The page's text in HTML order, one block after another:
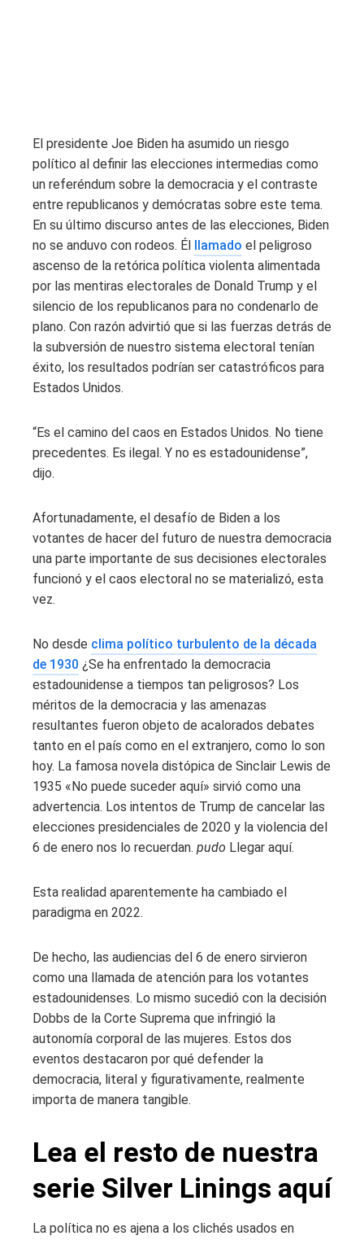
El presidente Joe Biden ha asumido un riesgo
político al definir las elecciones intermedias como
un referéndum sobre la democracia y el contraste
entre republicanos y demócratas sobre este tema.
En su último discurso antes de las elecciones, Biden
no se anduvo con rodeos. Él
llamado el peligroso
ascenso de la retórica política violenta alimentada
por las mentiras electorales de Donald Trump y el
silencio de los republicanos para no condenarlo de
plano. Con razón advirtió que si las fuerzas detrás de
la subversión de nuestro sistema electoral tenían
éxito, los resultados podrían ser catastróficos para
Estados Unidos.
“Es el camino del caos en Estados Unidos. No tiene
precedentes. Es ilegal. Y no es estadounidense”,
dijo.
Afortunadamente, el desafío de Biden a los
votantes de hacer del futuro de nuestra democracia
una parte importante de sus decisiones electorales
funcionó y el caos electoral no se materializó, esta
vez.
No desde clima político turbulento de la década
de 1930 ¿Se ha enfrentado la democracia
estadounidense a tiempos tan peligrosos? Los
méritos de la democracia y las amenazas
resultantes fueron objeto de acalorados debates
tanto en el país como en el extranjero, como lo son
hoy. La famosa novela distópica de Sinclair Lewis de
1935 «No puede suceder aquí» sirvió como una
advertencia. Los intentos de Trump de cancelar las
elecciones presidenciales de 2020 y la violencia del
6 de enero nos lo recuerdan. pudo Llegar aquí.
Esta realidad aparentemente ha cambiado el
paradigma en 2022.
De hecho, las audiencias del 6 de enero sirvieron
como una llamada de atención para los votantes
estadounidenses. Lo mismo sucedió con la decisión
Dobbs de la Corte Suprema que infringió la
autonomía corporal de las mujeres. Estos dos
eventos destacaron por qué defender la
democracia, literal y figurativamente, realmente
importa de manera tangible.
Lea el resto de nuestra
serie Silver Linings aquí
La política no es ajena a los clichés usados ​​en